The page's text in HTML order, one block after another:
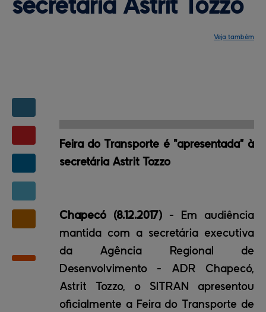
secretária Astrit Tozzo
Veja também
Feira do Transporte é "apresentada” à
secretária Astrit Tozzo
Chapecó (8.12.2017) - Em audiência
mantida com a secretária executiva
da Agência Regional de
Desenvolvimento - ADR Chapecó,
Astrit Tozzo, o SITRAN apresentou
oficialmente a Feira do Transporte de